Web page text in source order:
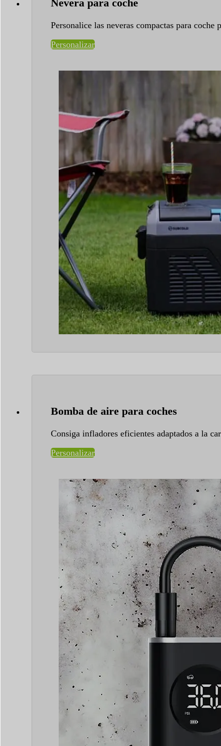
Nevera para coche
Personalice las neveras compactas para
Personalizar
Bomba de aire para coches
Consiga infladores eficientes adaptados a la
Personalizar